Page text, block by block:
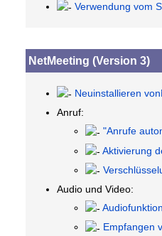
Verwendung vom
NetMeeting (Version 3)
Neuinstallieren
Anruf:
"Anrufe
Aktivierung
Audio und Video:
Empfangen